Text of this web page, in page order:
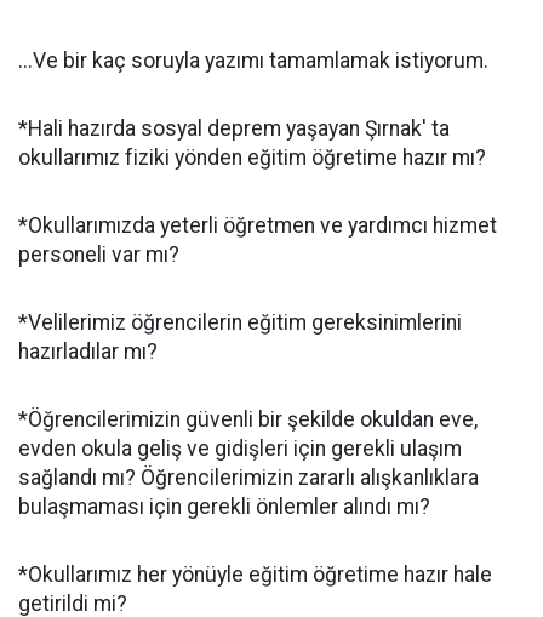
...Ve bir kaç soruyla yazımı tamamlamak istiyorum.
*Hali hazırda sosyal deprem yaşayan Şırnak' ta
okullarımız fiziki yönden eğitim öğretime hazır mı?
*Okullarımızda yeterli öğretmen ve yardımcı hizmet
personeli var mı?
*Velilerimiz öğrencilerin eğitim gereksinimlerini
hazırladılar mı?
*Öğrencilerimizin güvenli bir şekilde okuldan eve,
evden okula geliş ve gidişleri için gerekli ulaşım
sağlandı mı? Öğrencilerimizin zararlı alışkanlıklara
bulaşmaması için gerekli önlemler alındı mı?
*Okullarımız her yönüyle eğitim öğretime hazır hale
getirildi mi?